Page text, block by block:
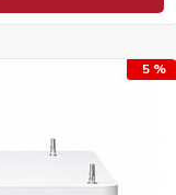
5 %